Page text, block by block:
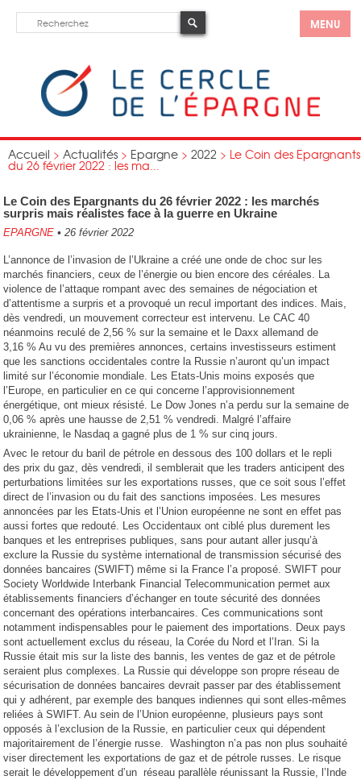
MENU
Accueil > Actualités > Epargne > 2022 > Le Coin des Epargnants
du 26 février 2022 : les ma...
Le Coin des Epargnants du 26 février 2022 : les marchés
surpris mais réalistes face à la guerre en Ukraine
EPARGNE • 26 février 2022
L’annonce de l’invasion de l’Ukraine a créé une onde de choc sur les
marchés financiers, ceux de l’énergie ou bien encore des céréales. La
violence de l’attaque rompant avec des semaines de négociation et
d’attentisme a surpris et a provoqué un recul important des indices. Mais,
dès vendredi, un mouvement correcteur est intervenu. Le CAC 40
néanmoins reculé de 2,56 % sur la semaine et le Daxx allemand de
3,16 % Au vu des premières annonces, certains investisseurs estiment
que les sanctions occidentales contre la Russie n’auront qu’un impact
limité sur l’économie mondiale. Les Etats-Unis moins exposés que
l’Europe, en particulier en ce qui concerne l’approvisionnement
énergétique, ont mieux résisté. Le Dow Jones n’a perdu sur la semaine de
0,06 % après une hausse de 2,51 % vendredi. Malgré l’affaire
ukrainienne, le Nasdaq a gagné plus de 1 % sur cinq jours.
Avec le retour du baril de pétrole en dessous des 100 dollars et le repli
des prix du gaz, dès vendredi, il semblerait que les traders anticipent des
perturbations limitées sur les exportations russes, que ce soit sous l’effet
direct de l’invasion ou du fait des sanctions imposées. Les mesures
annoncées par les Etats-Unis et l’Union européenne ne sont en effet pas
aussi fortes que redouté. Les Occidentaux ont ciblé plus durement les
banques et les entreprises publiques, sans pour autant aller jusqu’à
exclure la Russie du système international de transmission sécurisé des
données bancaires (SWIFT) même si la France l’a proposé. SWIFT pour
Society Worldwide Interbank Financial Telecommunication permet aux
établissements financiers d’échanger en toute sécurité des données
concernant des opérations interbancaires. Ces communications sont
notamment indispensables pour le paiement des importations. Deux pays
sont actuellement exclus du réseau, la Corée du Nord et l’Iran. Si la
Russie était mis sur la liste des bannis, les ventes de gaz et de pétrole
seraient plus complexes. La Russie qui développe son propre réseau de
sécurisation de données bancaires devrait passer par des établissement
qui y adhérent, par exemple des banques indiennes qui sont elles-mêmes
reliées à SWIFT. Au sein de l’Union européenne, plusieurs pays sont
opposés à l’exclusion de la Russie, en particulier ceux qui dépendent
majoritairement de l’énergie russe. Washington n’a pas non plus souhaité
viser directement les exportations de gaz et de pétrole russes. Le risque
serait le développement d’un réseau parallèle réunissant la Russie, l’Inde